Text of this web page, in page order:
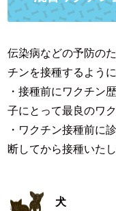
伝染病などの予防の
チンを接種するよう
・接種前にワクチン
子にとって最良のワ
・ワクチン接種前に
断してから接種いたし
犬